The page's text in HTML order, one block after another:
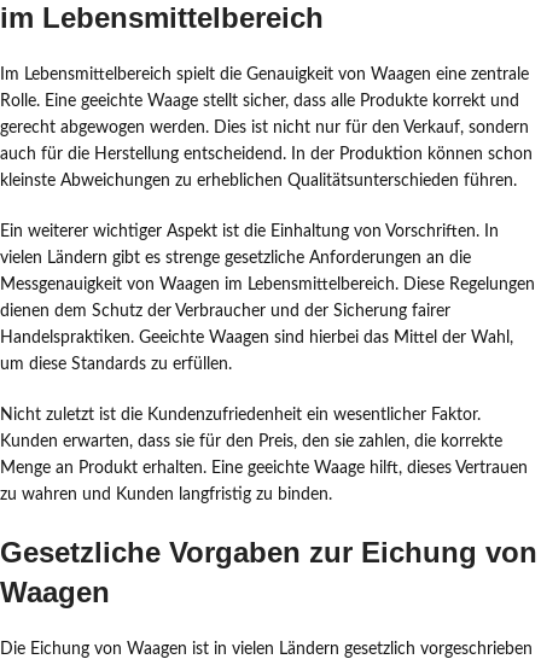
im Lebensmittelbereich
Im Lebensmittelbereich spielt die Genauigkeit von Waagen eine zentrale
Rolle. Eine geeichte Waage stellt sicher, dass alle Produkte korrekt und
gerecht abgewogen werden. Dies ist nicht nur für den Verkauf, sondern
auch für die Herstellung entscheidend. In der Produktion können schon
kleinste Abweichungen zu erheblichen Qualitätsunterschieden führen.
Ein weiterer wichtiger Aspekt ist die Einhaltung von Vorschriften. In
vielen Ländern gibt es strenge gesetzliche Anforderungen an die
Messgenauigkeit von Waagen im Lebensmittelbereich. Diese Regelungen
dienen dem Schutz der Verbraucher und der Sicherung fairer
Handelspraktiken. Geeichte Waagen sind hierbei das Mittel der Wahl,
um diese Standards zu erfüllen.
Nicht zuletzt ist die Kundenzufriedenheit ein wesentlicher Faktor.
Kunden erwarten, dass sie für den Preis, den sie zahlen, die korrekte
Menge an Produkt erhalten. Eine geeichte Waage hilft, dieses Vertrauen
zu wahren und Kunden langfristig zu binden.
Gesetzliche Vorgaben zur Eichung von
Waagen
Die Eichung von Waagen ist in vielen Ländern gesetzlich vorgeschrieben